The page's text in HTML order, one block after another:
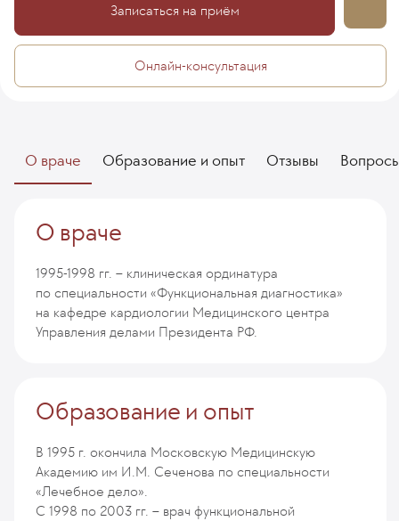
Записаться на приём
Онлайн-консультация
О враче Образование и опыт Отзывы
О враче
1995-1998 гг. – клиническая ординатура
по специальности «Функциональная диагностика»
на кафедре кардиологии Медицинского центра
Управления делами Президента РФ.
Образование и опыт
В 1995 г. окончила Московскую Медицинскую
Академию им И.М. Сеченова по специальности
«Лечебное дело».
С 1998 по 2003 гг. – врач функциональной